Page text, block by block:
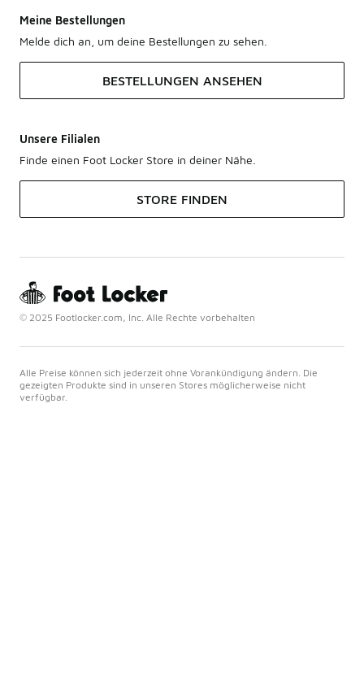
Meine Bestellungen
Melde dich an, um deine Bestellungen zu sehen.
BESTELLUNGEN ANSEHEN
Unsere Filialen
Finde einen Foot Locker Store in deiner Nähe.
STORE FINDEN
© 2025 Footlocker.com, Inc. Alle Rechte vorbehalten
Alle Preise können sich jederzeit ohne Vorankündigung ändern. Die
gezeigten Produkte sind in unseren Stores möglicherweise nicht
verfügbar.